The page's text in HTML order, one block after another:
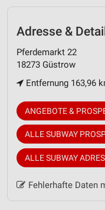
Adresse &
Pferdemarkt 22
18273 Güstrow
Entfernung 163,96
ANGEBOTE &
ALLE SUBWAY
ALLE SUBWAY
Fehlerhafte Daten